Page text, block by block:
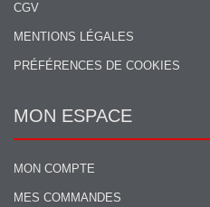
CGV
MENTIONS LÉGALES
PRÉFÉRENCES DE COOKIES
MON ESPACE
MON COMPTE
MES COMMANDES